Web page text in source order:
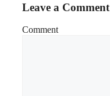
Leave a Comment
Comment